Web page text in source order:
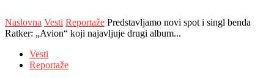
Naslovna Vesti Reportaže Predstavljamo novi spot i singl benda
Ratker: „Avion“ koji najavljuje drugi album...
Vesti
Reportaže